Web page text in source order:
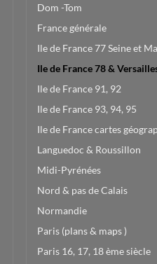
Dom -Tom
France générale
Ile de France 77 Seine et
Ile de France 78 &
Ile de France 91, 92
Ile de France 93, 94, 95
Ile de France cartes
Languedoc & Roussillon
Midi-Pyrénées
Nord & pas de Calais
Normandie
Paris (plans & maps )
Paris 16, 17, 18 ème siècle